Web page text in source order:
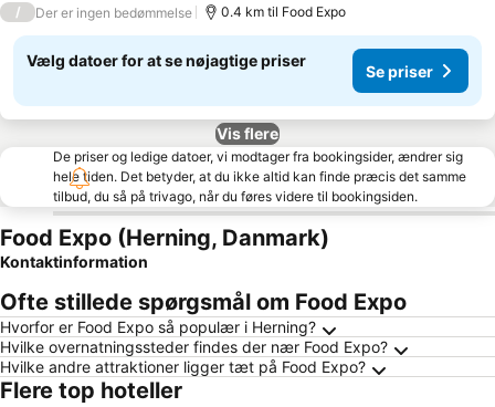
/ Der er ingen bedømmelse 0.4 km til Food Expo
Vælg datoer for at se nøjagtige priser
Se priser
Vis flere
De priser og ledige datoer, vi modtager fra bookingsider, ændrer sig
hele tiden. Det betyder, at du ikke altid kan finde præcis det samme
tilbud, du så på trivago, når du føres videre til bookingsiden.
Food Expo (Herning, Danmark)
Kontaktinformation
Ofte stillede spørgsmål om Food Expo
Hvorfor er Food Expo så populær i Herning?
Hvilke overnatningssteder findes der nær Food Expo?
Hvilke andre attraktioner ligger tæt på Food Expo?
Flere top hoteller